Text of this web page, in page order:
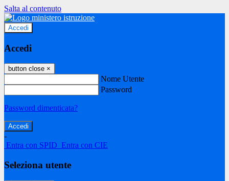
Salta al contenuto
Accedi
Accedi
button close ×
Nome Utente
Password
Password dimenticata?
-
Entra con SPID Entra con CIE
Seleziona utente